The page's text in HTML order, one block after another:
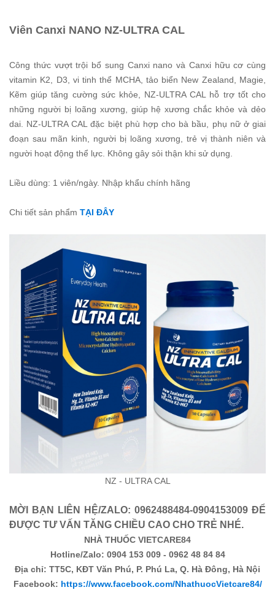
Viên Canxi NANO NZ-ULTRA CAL
Công thức vượt trội bổ sung Canxi nano và Canxi hữu cơ cùng
vitamin K2, D3, vi tinh thể MCHA, tảo biển New Zealand, Magie,
Kẽm giúp tăng cường sức khỏe, NZ-ULTRA CAL hỗ trợ tốt cho
những người bị loãng xương, giúp hệ xương chắc khỏe và dẻo
dai. NZ-ULTRA CAL đặc biệt phù hợp cho bà bầu, phụ nữ ở giai
đoạn sau mãn kinh, người bị loãng xương, trẻ vị thành niên và
người hoạt động thể lực. Không gây sỏi thận khi sử dụng.
Liều dùng: 1 viên/ngày. Nhập khẩu chính hãng
Chi tiết sản phẩm TẠI ĐÂY
NZ - ULTRA CAL
MỜI BẠN LIÊN HỆ/ZALO: 0962488484-0904153009 ĐỂ
ĐƯỢC TƯ VẤN TĂNG CHIỀU CAO CHO TRẺ NHÉ.
NHÀ THUỐC VIETCARE84
Hotline/Zalo: 0904 153 009 - 0962 48 84 84
Địa chỉ: TT5C, KĐT Văn Phú, P. Phú La, Q. Hà Đông, Hà Nội
Facebook: https://www.facebook.com/NhathuocVietcare84/